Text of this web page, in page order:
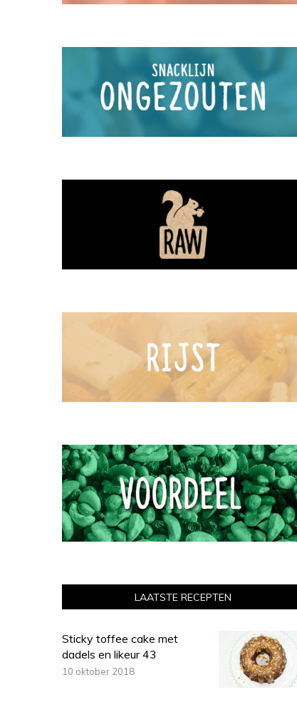
LAATSTE RECEPTEN
Sticky toffee cake met
dadels en likeur 43
10 oktober 2018